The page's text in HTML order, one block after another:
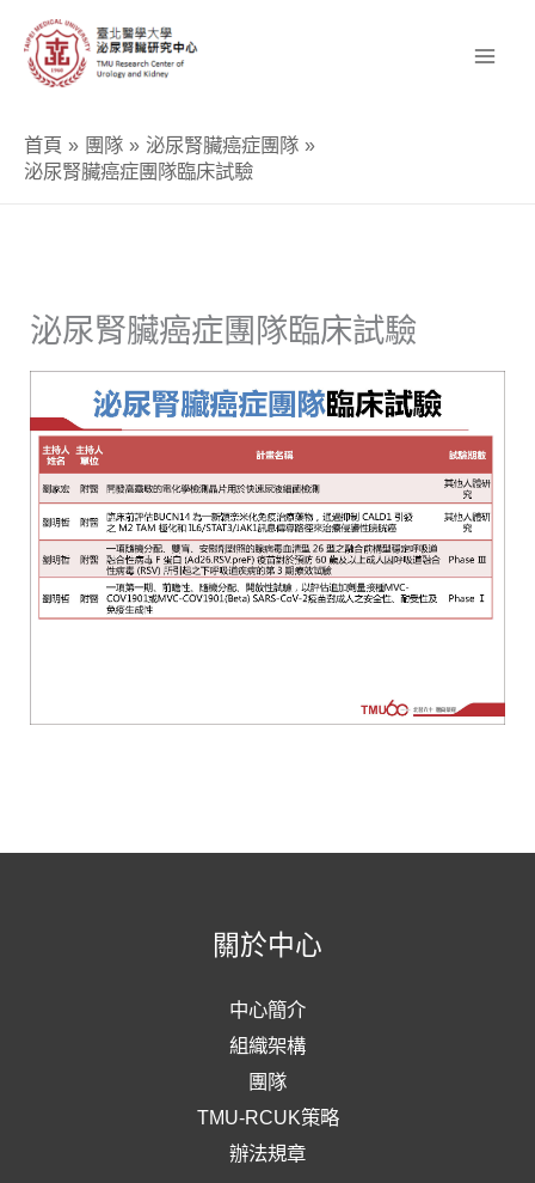
首頁 團隊
泌尿腎臟癌症團隊
泌尿腎臟癌症團隊臨床試驗
泌尿腎臟癌症團隊臨床試驗
關於中心
中心簡介
組織架構
團隊
TMU-RCUK策略
辦法規章